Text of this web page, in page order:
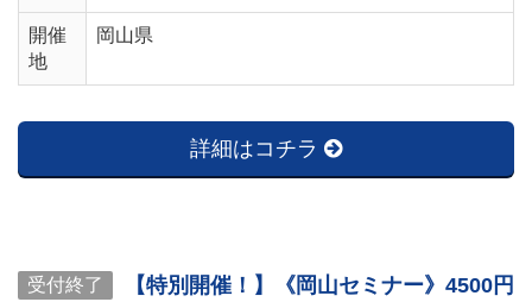
開催
地
岡山県
詳細はコチラ
受付終了
【特別開催！】《岡山セミナー》4500円